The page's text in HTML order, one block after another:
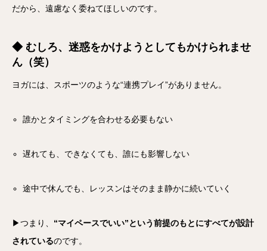
だから、遠慮なく委ねてほしいのです。
◆ むしろ、迷惑をかけようとしてもかけられませ
ん（笑）
ヨガには、スポーツのような“連携プレイ”がありません。
誰かとタイミングを合わせる必要もない
遅れても、できなくても、誰にも影響しない
途中で休んでも、レッスンはそのまま静かに続いていく
▶つまり、 “マイペースでいい”という前提のもとにすべてが設計
されているのです。